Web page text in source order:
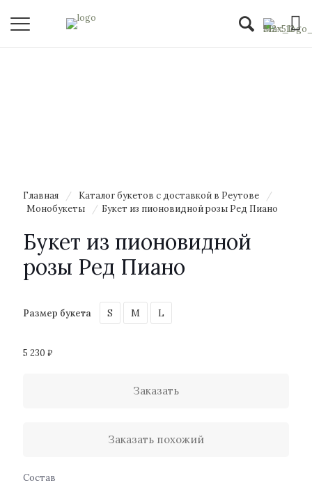
Главная / Каталог букетов с доставкой в Реутове
/
Монобукеты
/ Букет из пионовидной розы Ред Пиано
Букет из пионовидной
розы Ред Пиано
Размер букета S M L
5 230 ₽
Заказать
Заказать похожий
Состав